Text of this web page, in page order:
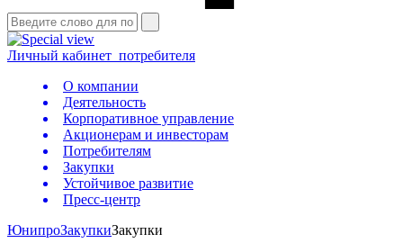
Личный кабинет потребителя
О компании
Деятельность
Корпоративное управление
Акционерам и инвесторам
Потребителям
Закупки
Устойчивое развитие
Пресс-центр
ЮнипроЗакупкиЗакупки